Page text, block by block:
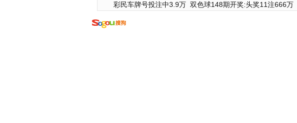
彩民车牌号投注中3.9万 双色球148期开奖:头奖11注666万